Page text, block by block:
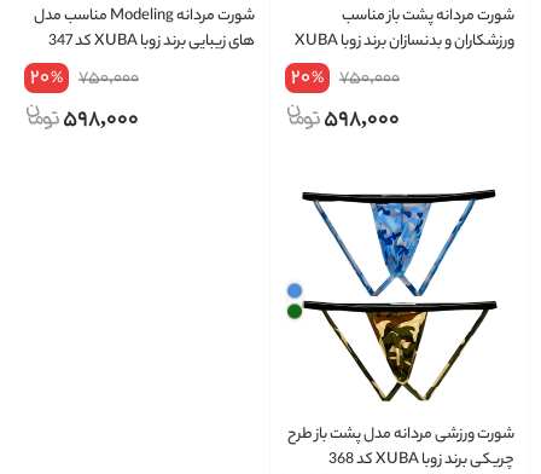
شورت مردانه پشت باز مناسب
ورزشکاران و بدنسازان برند زوبا XUBA
750,000
20%
598,000
شورت مردانه Modeling مناسب مدل
های زیبایی برند زوبا XUBA کد 347
750,000
20%
598,000
شورت ورزشی مردانه مدل پشت باز طرح
چریکی برند زوبا XUBA کد 368